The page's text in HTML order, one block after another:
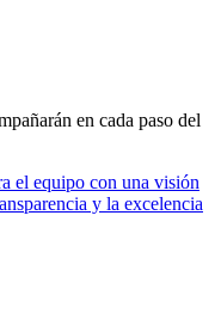
en cada paso del
el equipo con una visión
y la excelencia